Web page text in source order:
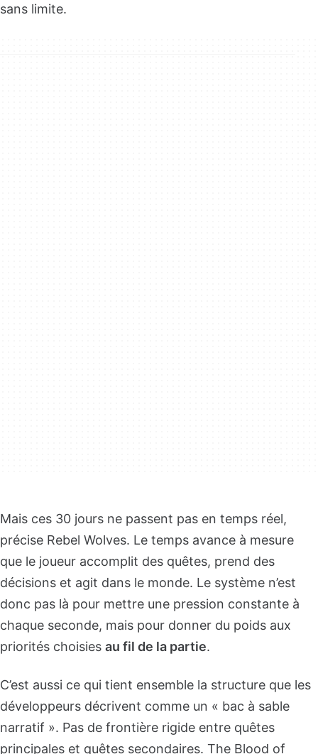
sans limite.
Mais ces 30 jours ne passent pas en temps réel,
précise Rebel Wolves. Le temps avance à mesure
que le joueur accomplit des quêtes, prend des
décisions et agit dans le monde. Le système n’est
donc pas là pour mettre une pression constante à
chaque seconde, mais pour donner du poids aux
priorités choisies au fil de la partie.
C’est aussi ce qui tient ensemble la structure que les
développeurs décrivent comme un « bac à sable
narratif ». Pas de frontière rigide entre quêtes
principales et quêtes secondaires. The Blood of